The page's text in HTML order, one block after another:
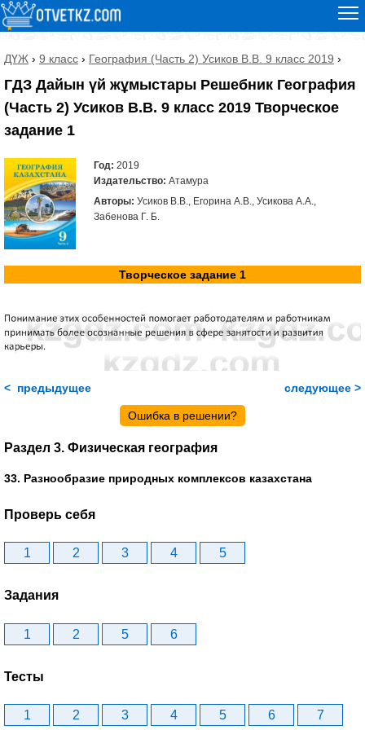
ДҮЖ › 9 класс › География (Часть 2) Усиков В.В. 9 класс 2019 ›
ГДЗ Дайын үй жұмыстары Решебник География
(Часть 2) Усиков В.В. 9 класс 2019 Творческое
задание 1
Год: 2019
Издательство: Атамура
Авторы: Усиков В.В., Егорина А.В., Усикова А.А.,
Забенова Г. Б.
Творческое задание 1
< предыдущее следующее >
Ошибка в решении?
Раздел 3. Физическая география
33. Разнообразие природных комплексов казахстана
Проверь себя
1 2 3 4 5
Задания
1 2 5 6
Тесты
1 2 3 4 5 6 7